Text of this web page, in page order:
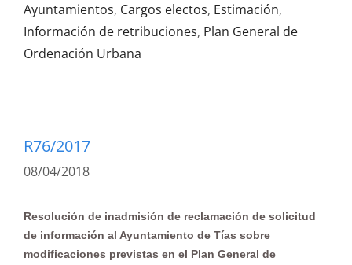
Ayuntamientos, Cargos electos, Estimación,
Información de retribuciones, Plan General de
Ordenación Urbana
R76/2017
08/04/2018
Resolución de inadmisión de reclamación de solicitud
de información al Ayuntamiento de Tías sobre
modificaciones previstas en el Plan General de